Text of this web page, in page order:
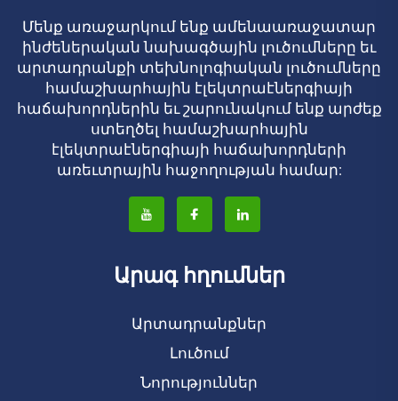
Մենք առաջարկում ենք ամենաառաջատար
ինժեներական նախագծային լուծումները եւ
արտադրանքի տեխնոլոգիական լուծումները
համաշխարհային էլեկտրաէներգիայի
հաճախորդներին եւ շարունակում ենք արժեք
ստեղծել համաշխարհային
էլեկտրաէներգիայի հաճախորդների
առեւտրային հաջողության համար:
Արագ հղումներ
Արտադրանքներ
Լուծում
Նորություններ